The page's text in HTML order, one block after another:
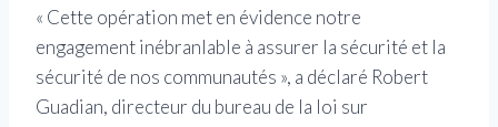
« Cette opération met en évidence notre
engagement inébranlable à assurer la sécurité et la
sécurité de nos communautés », a déclaré Robert
Guadian, directeur du bureau de la loi sur